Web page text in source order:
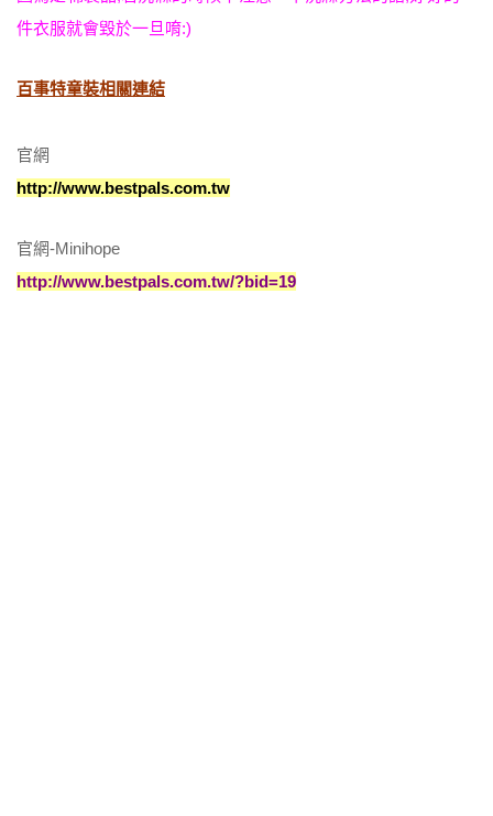
件衣服就會毀於一旦唷:)
百事特童裝相關連結
官網
http://www.bestpals.com.tw
官網-Minihope
http://www.bestpals.com.tw/?bid=19